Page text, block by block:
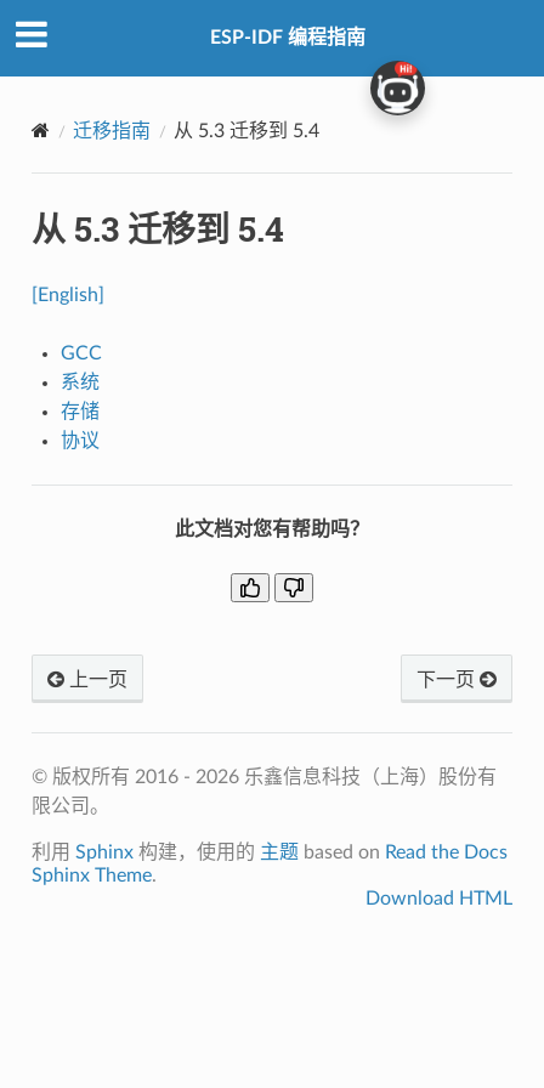
ESP-IDF 编程指南
迁移指南 从 5.3 迁移到 5.4
从 5.3 迁移到 5.4
[English]
GCC
系统
存储
协议
此文档对您有帮助吗？
上一页 下一页
© 版权所有 2016 - 2026 乐鑫信息科技（上海）股份有
限公司。
利用 Sphinx构建，使用的 主题 based on Read the Docs
Sphinx Theme.
Download HTML